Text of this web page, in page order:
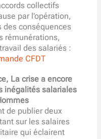
collectifs
par l’opération,
des conséquences
rémunérations,
des salariés :
CFDT
La crise a encore
inégalités salariales
de publier deux
sur les salaires
qui éclairent